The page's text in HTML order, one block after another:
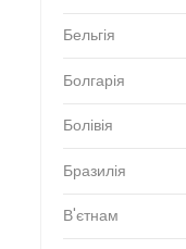
Бельгія
Болгарія
Болівія
Бразилія
В'єтнам